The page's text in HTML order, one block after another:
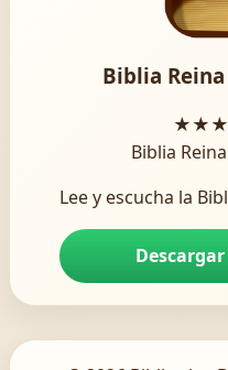
Biblia
Biblia
Lee y escucha la